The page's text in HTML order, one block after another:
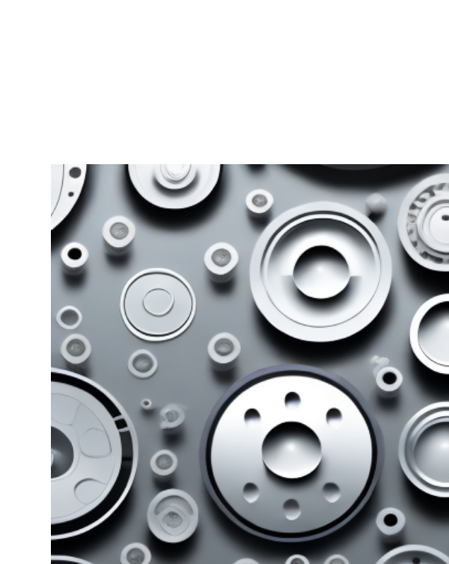
Zeige
grösseres
Bild